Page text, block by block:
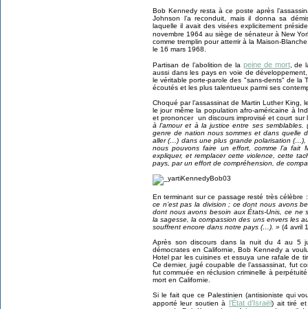
Bob Kennedy resta à ce poste après
Johnson l’a reconduit, mais il donna sa
laquelle il avait des visées explicitement
novembre 1964 au siège de sénateur à New
comme tremplin pour atterrir à la Maison-
le 16 mars 1968.
Partisan de l’abolition de lapeine de mort, de
aussi dans les pays en voie de
le véritable porte-parole des "sans-dents" de la
écoutés et les plus talentueux parmi ses
Choqué par l’assassinat de Martin Luther
le jour même la population afro-américaine à
et prononcer un discours improvisé et court sur
à l’amour et à la justice entre ses
genre de nation nous sommes et dans quelle
aller (…) dans une plus grande polarisation
nous pouvons faire un effort, comme l’a fait
expliquer, et remplacer cette violence, cette
pays, par un effort de compréhension, de
En terminant sur ce passage resté très célèbre
ce n’est pas la division ; ce dont nous avons
dont nous avons besoin aux États-Unis, ce ne
la sagesse, la compassion des uns envers les
souffrent encore dans notre pays (…). » (4 avril
Après son discours dans la nuit du 4 au 5
démocrates en Californie, Bob Kennedy a
Hotel par les cuisines et essuya une rafale de
Ce dernier, jugé coupable de l’assassinat, fut
fut commuée en réclusion criminelle à
mort en Californie.
Si le fait que ce Palestinien (antisioniste qui
apporté leur soutien à l’État d’Israël) ait tiré et